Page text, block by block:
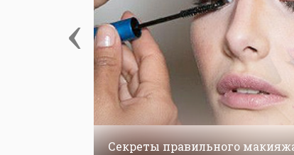
‹
Секреты правильного